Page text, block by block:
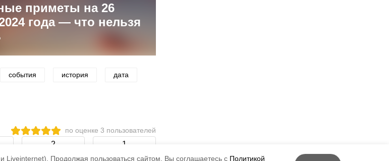
Liveinternet). Продолжая пользоваться сайтом, Вы соглашаетесь с Политикой
приметы на 26
года — что нельзя
события история дата
по оценке 3 пользователей
2 1